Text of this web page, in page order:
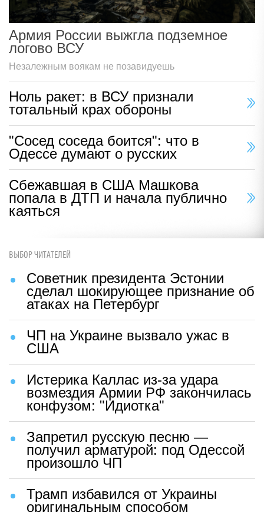
Армия России выжгла подземное
логово ВСУ
Незалежным воякам не позавидуешь
Ноль ракет: в ВСУ признали
тотальный крах обороны
"Сосед соседа боится": что в
Одессе думают о русских
Сбежавшая в США Машкова
попала в ДТП и начала публично
каяться
ВЫБОР ЧИТАТЕЛЕЙ
Советник президента Эстонии
сделал шокирующее признание об
атаках на Петербург
ЧП на Украине вызвало ужас в
США
Истерика Каллас из-за удара
возмездия Армии РФ закончилась
конфузом: "Идиотка"
Запретил русскую песню —
получил арматурой: под Одессой
произошло ЧП
Трамп избавился от Украины
оригинальным способом